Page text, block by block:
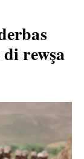
rewşa